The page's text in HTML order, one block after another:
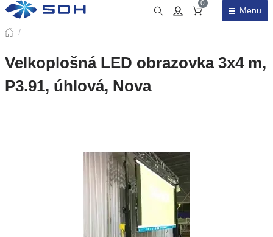
Obsah košíku
0
Menu
/
Velkoplošná LED obrazovka 3x4 m,
P3.91, úhlová, Nova